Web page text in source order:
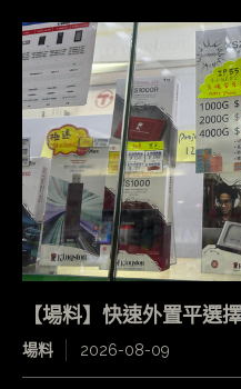
【場料】快速外置平
場料 2026-08-09